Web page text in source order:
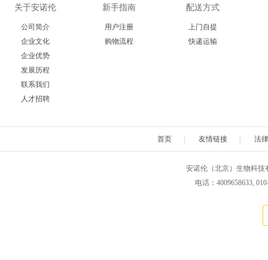
关于安诺伦
公司简介
企业文化
企业优势
发展历程
联系我们
人才招聘
新手指南
用户注册
购物流程
配送方式
上门自提
快递运输
首页 友情链接 法
安诺伦（北京）生物科技
电话：4009658633,